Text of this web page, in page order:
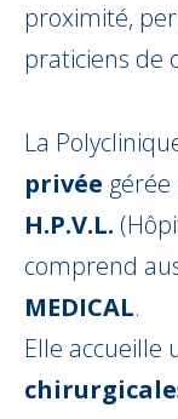
proximité,
praticiens de
La
privée
H.P.V.L.
comprend
MEDICAL.
Elle accueille